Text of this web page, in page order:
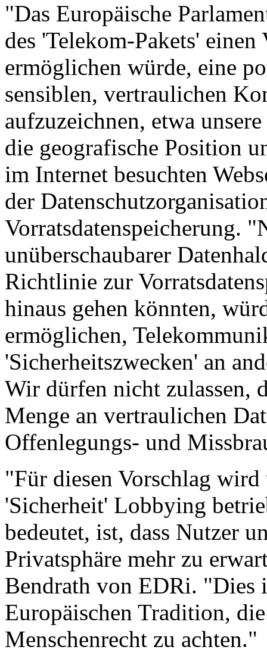
"Das Europäische
des 'Telekom-Pakets'
ermöglichen würde, eine
sensiblen, vertraulichen
aufzuzeichnen, etwa
die geografische Position
im Internet besuchten
der
Vorratsdatenspeicherung.
unüberschaubarer
Richtlinie zur
hinaus gehen könnten,
ermöglichen,
'Sicherheitszwecken' an
Wir dürfen nicht zulassen,
Menge an vertraulichen
Offenlegungs- und
"Für diesen Vorschlag
'Sicherheit' Lobbying
bedeutet, ist, dass Nutzer
Privatsphäre mehr zu
Bendrath von EDRi. "Dies
Europäischen Tradition,
Menschenrecht zu achten."